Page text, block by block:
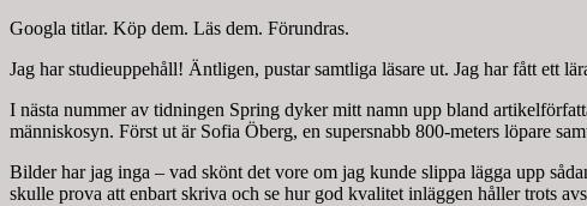
Googla titlar. Köp dem. Läs dem. Förundras.
Jag har studieuppehåll! Äntligen, pustar samtliga läsare ut. Jag har fått ett
I nästa nummer av tidningen Spring dyker mitt namn upp bland
människosyn. Först ut är Sofia Öberg, en supersnabb 800-meters löpare
Bilder har jag inga – vad skönt det vore om jag kunde slippa lägga upp
skulle prova att enbart skriva och se hur god kvalitet inläggen håller trots